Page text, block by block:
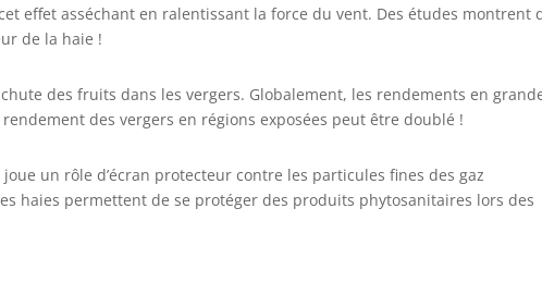
effet asséchant en ralentissant la force du vent. Des études montrent
de la haie !
des fruits dans les vergers. Globalement, les rendements en
des vergers en régions exposées peut être doublé !
un rôle d’écran protecteur contre les particules fines des gaz
haies permettent de se protéger des produits phytosanitaires lors des